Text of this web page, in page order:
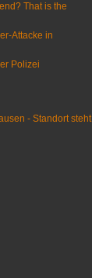
That is the
Attacke in
Polizei
- Standort steht